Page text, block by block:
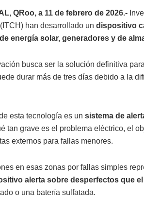
QRoo, a 11 de febrero de 2026.-
han desarrollado un dispositivo
energía solar, generadores y de
busca ser la solución definitiva
durar más de tres días debido a la
esta tecnología es un sistema de
tan grave es el problema eléctrico, el
externos para fallas menores.
en esas zonas por fallas simples
alerta sobre desperfectos que
o una batería sulfatada.